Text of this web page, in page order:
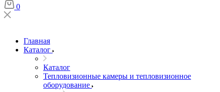
0
Главная
Каталог
Каталог
Тепловизионные камеры и тепловизионное
оборудование